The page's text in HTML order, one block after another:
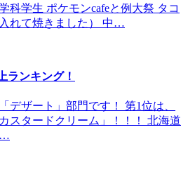
科学生 ポケモンcafeと例大祭 タコ
れて焼きました） 中…
ランキング！
デザート」部門です！ 第1位は、
スタードクリーム」！！！ 北海道
…